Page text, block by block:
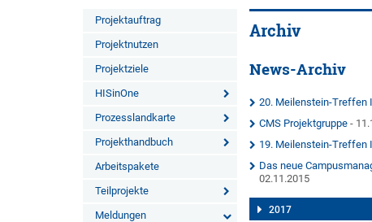
Projektauftrag
Projektnutzen
Projektziele
HISinOne
Prozesslandkarte
Projekthandbuch
Arbeitspakete
Teilprojekte
Meldungen
Archiv
News-Archiv
20. Meilenstein-Treffen
CMS Projektgruppe -
19. Meilenstein-Treffen
Das neue
02.11.2015
2017